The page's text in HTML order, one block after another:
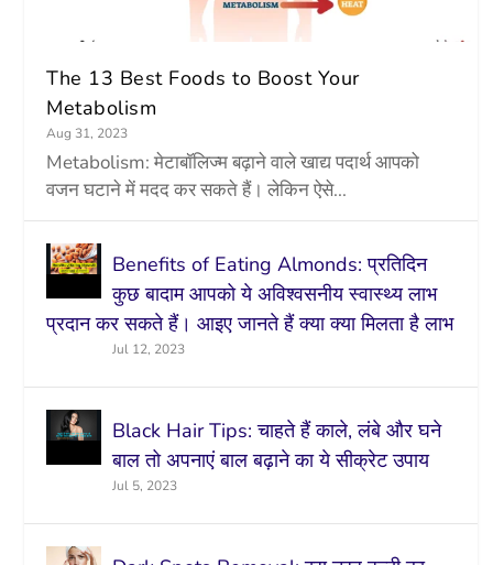
The 13 Best Foods to Boost Your
Metabolism
Aug 31, 2023
Metabolism: मेटाबॉलिज्म बढ़ाने वाले खाद्य पदार्थ आपको
वजन घटाने में मदद कर सकते हैं। लेकिन ऐसे...
Benefits of Eating Almonds: प्रतिदिन
कुछ बादाम आपको ये अविश्वसनीय स्वास्थ्य लाभ
प्रदान कर सकते हैं। आइए जानते हैं क्या क्या मिलता है लाभ
Jul 12, 2023
Black Hair Tips: चाहते हैं काले, लंबे और घने
बाल तो अपनाएं बाल बढ़ाने का ये सीक्रेट उपाय
Jul 5, 2023